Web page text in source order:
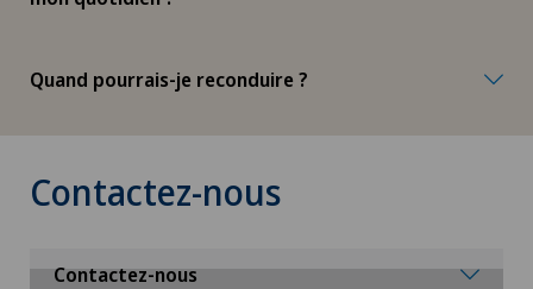
Quand pourrais-je reconduire ?
Contactez-nous
Contactez-nous